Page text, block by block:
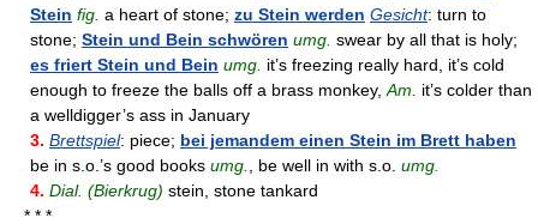
Stein fig. a heart of stone; zu Stein werden Gesicht: turn to
stone; Stein und Bein schwören umg. swear by all that is holy;
es friert Stein und Bein umg. it’s freezing really hard, it’s cold
enough to freeze the balls off a brass monkey, Am.
it’s colder than
a welldigger’s ass in January
3. Brettspiel: piece; bei jemandem einen Stein im Brett haben
be in s.o.’s good books umg. , be well in with s.o. umg.
4. Dial. (Bierkrug) stein, stone tankard
* * *